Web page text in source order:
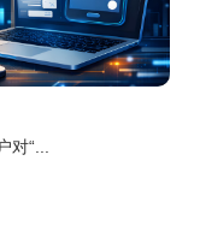
“...